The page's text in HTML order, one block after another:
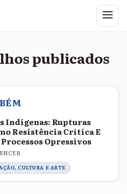
Abrir
publicados
Indígenas: Rupturas
Resistência Crítica E
Opressivos
CULTURA E ARTE